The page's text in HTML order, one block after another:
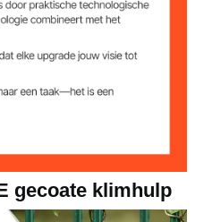
x 82,68 inch / Ø11 x
gecoate klimhulp